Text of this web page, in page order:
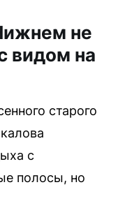
не
видом на
старого
с
полосы, но